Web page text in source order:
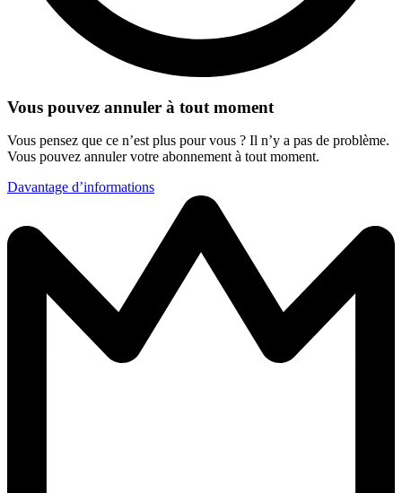
Vous pouvez annuler à tout moment
Vous pensez que ce n’est plus pour vous ? Il n’y a pas de problème.
Vous pouvez annuler votre abonnement à tout moment.
Davantage d’informations